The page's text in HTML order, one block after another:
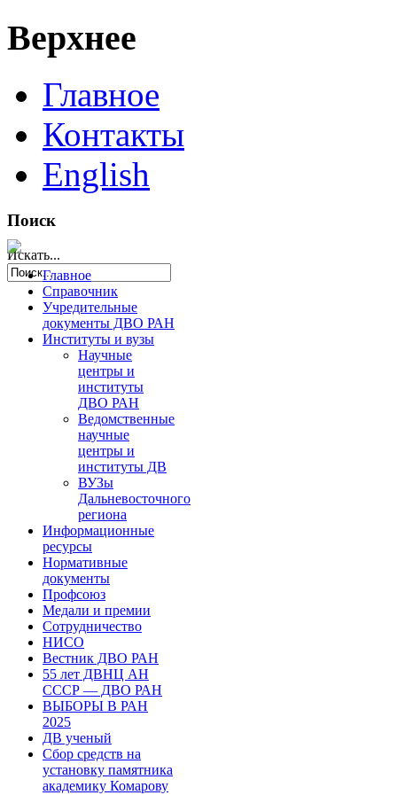
Верхнее
Главное
Контакты
English
Поиск
Искать...
Главное
Справочник
Учредительные
документы ДВО РАН
Институты и вузы
Научные
центры и
институты
ДВО РАН
Ведомственные
научные
центры и
институты ДВ
ВУЗы
Дальневосточного
региона
Информационные
ресурсы
Нормативные
документы
Профсоюз
Медали и премии
Сотрудничество
НИСО
Вестник ДВО РАН
55 лет ДВНЦ АН
СССР — ДВО РАН
ВЫБОРЫ В РАН
2025
ДВ ученый
Сбор средств на
установку памятника
академику Комарову